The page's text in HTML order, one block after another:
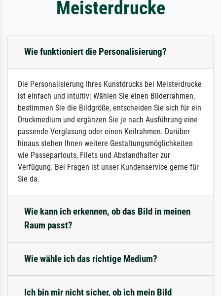
Meisterdrucke
Wie funktioniert die Personalisierung?
Die Personalisierung Ihres Kunstdrucks bei Meisterdrucke
ist einfach und intuitiv: Wählen Sie einen Bilderrahmen,
bestimmen Sie die Bildgröße, entscheiden Sie sich für ein
Druckmedium und ergänzen Sie je nach Ausführung eine
passende Verglasung oder einen Keilrahmen. Darüber
hinaus stehen Ihnen weitere Gestaltungsmöglichkeiten
wie Passepartouts, Filets und Abstandhalter zur
Verfügung. Bei Fragen ist unser Kundenservice gerne für
Sie da.
Wie kann ich erkennen, ob das Bild in meinen
Raum passt?
Wie wähle ich das richtige Medium?
Ich bin mir nicht sicher, ob ich mein Bild